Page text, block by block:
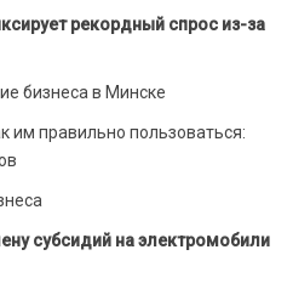
рекордный спрос из-за
бизнеса в Минске
им правильно пользоваться:
субсидий на электромобили